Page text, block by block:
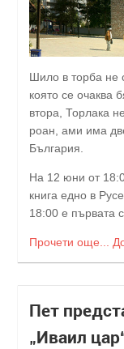
Шило в торба не
която се очаква
втора, Торлака
роан, ами има
България.
На 12 юни от
книга едно в
18:00 е първата
Прочети още...
Пет
„Иваил